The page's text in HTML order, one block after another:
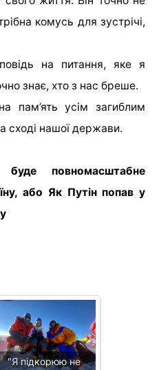
комусь для зустрічі,
на питання, яке я
знає, хто з нас бреше.
пам’ять усім загиблим
сході нашої держави.
повномасштабне
або Як Путін попав у
"Я підкорюю не